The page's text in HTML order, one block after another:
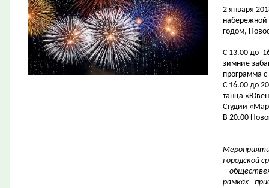
2 января
набережной
годом,
С 13.00 до
зимние
программа
С 16.00 до
танца
Студии
В 20.00
городской
–
рамках